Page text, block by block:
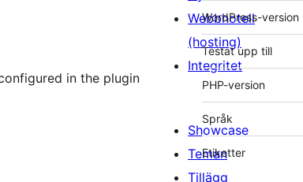
in the plugin
WordPress-version
Testat upp till
PHP-version
Språk
Etiketter
Webbhotell
(hosting)
Integritet
Showcase
Teman
Tillägg